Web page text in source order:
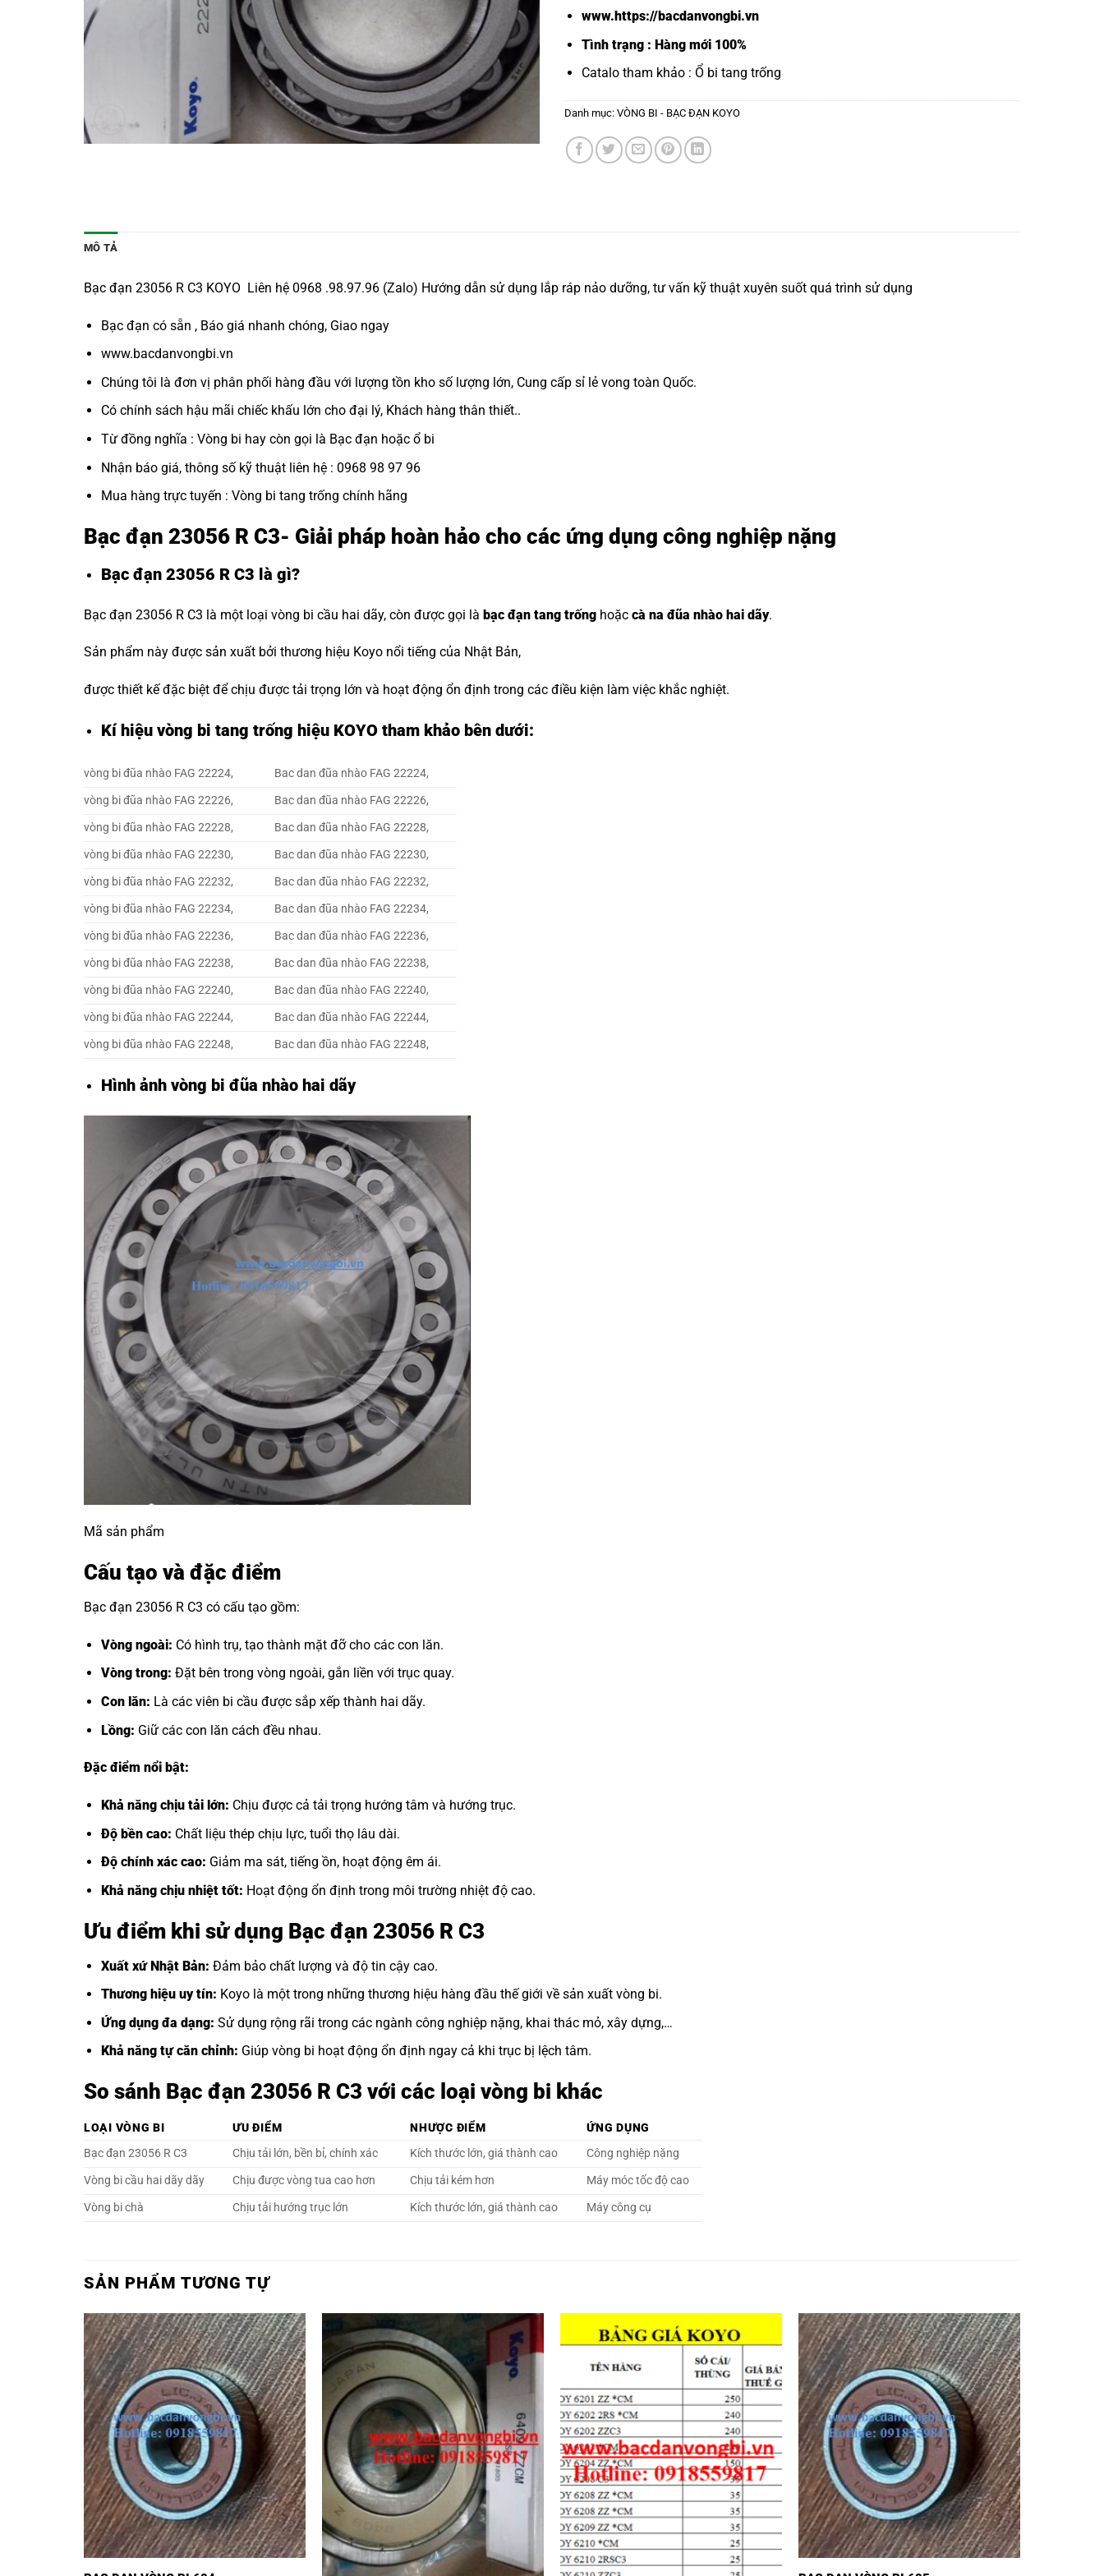
www.https://bacdanvongbi.vn
Tình trạng : Hàng mới 100%
Catalo tham khảo : Ổ bi tang trống
Danh mục: VÒNG BI - BẠC ĐẠN KOYO
MÔ TẢ
Bạc đạn 23056 R C3 KOYO Liên hệ 0968 .98.97.96 (Zalo) Hướng dẫn sử dụng lắp ráp nảo dưỡng, tư vấn kỹ thuật xuyên suốt quá trình sử dụng
Bạc đạn có sẵn , Báo giá nhanh chóng, Giao ngay
www.bacdanvongbi.vn
Chúng tôi là đơn vị phân phối hàng đầu với lượng tồn kho số lượng lớn, Cung cấp sỉ lẻ vong toàn Quốc.
Có chính sách hậu mãi chiếc khấu lớn cho đại lý, Khách hàng thân thiết..
Từ đồng nghĩa : Vòng bi hay còn gọi là Bạc đạn hoặc ổ bi
Nhận báo giá, thông số kỹ thuật liên hệ : 0968 98 97 96
Mua hàng trực tuyến : Vòng bi tang trống chính hãng
Bạc đạn 23056 R C3- Giải pháp hoàn hảo cho các ứng dụng công nghiệp nặng
Bạc đạn 23056 R C3 là gì?
Bạc đạn 23056 R C3 là một loại vòng bi cầu hai dãy, còn được gọi là bạc đạn tang trống hoặc cà na đũa nhào hai dãy.
Sản phẩm này được sản xuất bởi thương hiệu Koyo nổi tiếng của Nhật Bản,
được thiết kế đặc biệt để chịu được tải trọng lớn và hoạt động ổn định trong các điều kiện làm việc khắc nghiệt.
Kí hiệu vòng bi tang trống hiệu KOYO tham khảo bên dưới:
vòng bi đũa nhào FAG 22224,
Bac dan đũa nhào FAG 22224,
vòng bi đũa nhào FAG 22226,
Bac dan đũa nhào FAG 22226,
vòng bi đũa nhào FAG 22228,
Bac dan đũa nhào FAG 22228,
vòng bi đũa nhào FAG 22230,
Bac dan đũa nhào FAG 22230,
vòng bi đũa nhào FAG 22232,
Bac dan đũa nhào FAG 22232,
vòng bi đũa nhào FAG 22234,
Bac dan đũa nhào FAG 22234,
vòng bi đũa nhào FAG 22236,
Bac dan đũa nhào FAG 22236,
vòng bi đũa nhào FAG 22238,
Bac dan đũa nhào FAG 22238,
vòng bi đũa nhào FAG 22240,
Bac dan đũa nhào FAG 22240,
vòng bi đũa nhào FAG 22244,
Bac dan đũa nhào FAG 22244,
vòng bi đũa nhào FAG 22248,
Bac dan đũa nhào FAG 22248,
Hình ảnh vòng bi đũa nhào hai dãy
Mã sản phẩm
Cấu tạo và đặc điểm
Bạc đạn 23056 R C3 có cấu tạo gồm:
Vòng ngoài: Có hình trụ, tạo thành mặt đỡ cho các con lăn.
Vòng trong: Đặt bên trong vòng ngoài, gắn liền với trục quay.
Con lăn: Là các viên bi cầu được sắp xếp thành hai dãy.
Lồng: Giữ các con lăn cách đều nhau.
Đặc điểm nổi bật:
Khả năng chịu tải lớn: Chịu được cả tải trọng hướng tâm và hướng trục.
Độ bền cao: Chất liệu thép chịu lực, tuổi thọ lâu dài.
Độ chính xác cao: Giảm ma sát, tiếng ồn, hoạt động êm ái.
Khả năng chịu nhiệt tốt: Hoạt động ổn định trong môi trường nhiệt độ cao.
Ưu điểm khi sử dụng Bạc đạn 23056 R C3
Xuất xứ Nhật Bản: Đảm bảo chất lượng và độ tin cậy cao.
Thương hiệu uy tín: Koyo là một trong những thương hiệu hàng đầu thế giới về sản xuất vòng bi.
Ứng dụng đa dạng: Sử dụng rộng rãi trong các ngành công nghiệp nặng, khai thác mỏ, xây dựng,…
Khả năng tự căn chỉnh: Giúp vòng bi hoạt động ổn định ngay cả khi trục bị lệch tâm.
So sánh Bạc đạn 23056 R C3 với các loại vòng bi khác
LOẠI VÒNG BI ƯU ĐIỂM NHƯỢC ĐIỂM
ỨNG DỤNG
Bạc đạn 23056 R C3
Chịu tải lớn, bền bỉ, chính xác Kích thước lớn, giá thành cao
Công nghiệp nặng
Vòng bi cầu hai dãy dãy
Chịu được vòng tua cao hơn Chịu tải kém hơn
Máy móc tốc độ cao
Vòng bi chà
Chịu tải hướng trục lớn Kích thước lớn, giá thành cao Máy công cụ
SẢN PHẨM TƯƠNG TỰ